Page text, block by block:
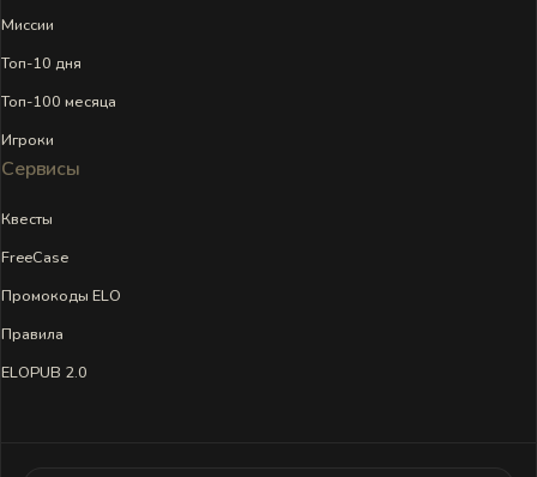
Миссии
Топ-10 дня
Топ-100 месяца
Игроки
Сервисы
Квесты
FreeCase
Промокоды ELO
Правила
ELOPUB 2.0